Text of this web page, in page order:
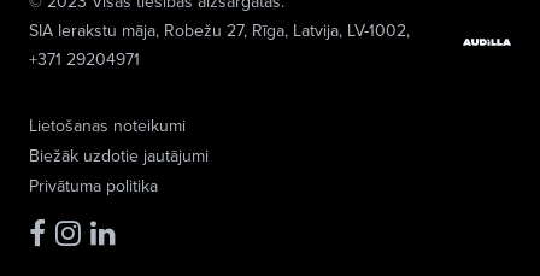
Lietošanas noteikumi
Biežāk uzdotie jautājumi
Privātuma politika
SIA Ierakstu māja, Robežu 27, Rīga, Latvija, LV-1002,
+371 29204971